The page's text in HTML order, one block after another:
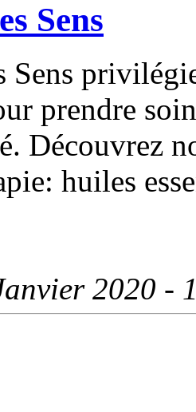
Sens
Sens
prendre
Découvrez
huiles
2020 -